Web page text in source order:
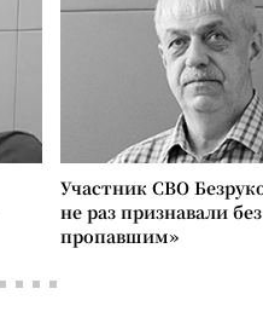
Участник СВО
не раз признавали
пропавшим»